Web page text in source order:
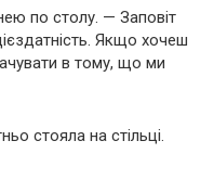
по столу. — Заповіт
Якщо хочеш
в тому, що ми
стояла на стільці.